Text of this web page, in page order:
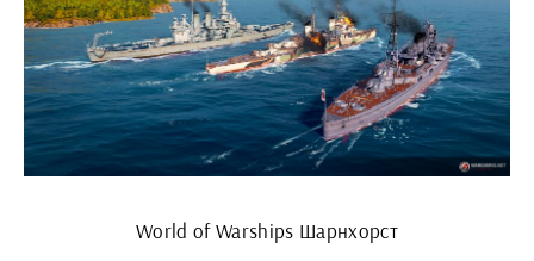
World of Warships Шарнхорст